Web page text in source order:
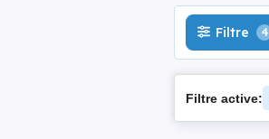
Filtre 4
Filtre active: